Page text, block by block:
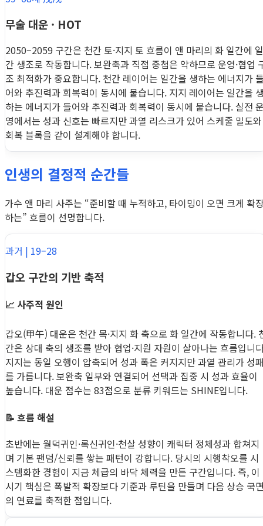
무술 대운 · HOT
2050–2059 구간은 천간 토·지지 토 흐름이 앤 마리의 화 일간에 일
간 생조로 작동합니다. 보완축과 직접 중첩은 약하므로 운영·협업
조 최적화가 중요합니다. 천간 레이어는 일간을 생하는 에너지가
어와 추진력과 회복력이 동시에 붙습니다. 지지 레이어는 일간을
하는 에너지가 들어와 추진력과 회복력이 동시에 붙습니다. 실전
영에서는 성과 신호는 빠르지만 과열 리스크가 있어 스케줄 밀도와
회복 블록을 같이 설계해야 합니다.
인생의 결정적 순간들
가수 앤 마리 사주는 “준비할 때 누적하고, 타이밍이 오면 크게 확
하는” 흐름이 선명합니다.
과거 | 19–28
갑오 구간의 기반 축적
📈 사주적 원인
갑오(甲午) 대운은 천간 목·지지 화 축으로 화 일간에 작동합니다.
간은 상대 축의 생조를 받아 협업·지원 자원이 살아나는 흐름입니
지지는 동일 오행이 압축되어 성과 폭은 커지지만 과열 관리가 성
를 가릅니다. 보완축 일부와 연결되어 선택과 집중 시 성과 효율이
높습니다. 대운 점수는 83점으로 분류 키워드는 SHINE입니다.
📝 흐름 해설
초반에는 월덕귀인·록신귀인·천살 성향이 캐릭터 정체성과 합쳐지
며 기본 팬덤/신뢰를 쌓는 패턴이 강합니다. 당시의 시행착오를 시
스템화한 경험이 지금 체급의 바닥 체력을 만든 구간입니다. 즉, 이
시기 핵심은 폭발적 확장보다 기준과 루틴을 만들며 다음 상승 국
의 연료를 축적한 점입니다.